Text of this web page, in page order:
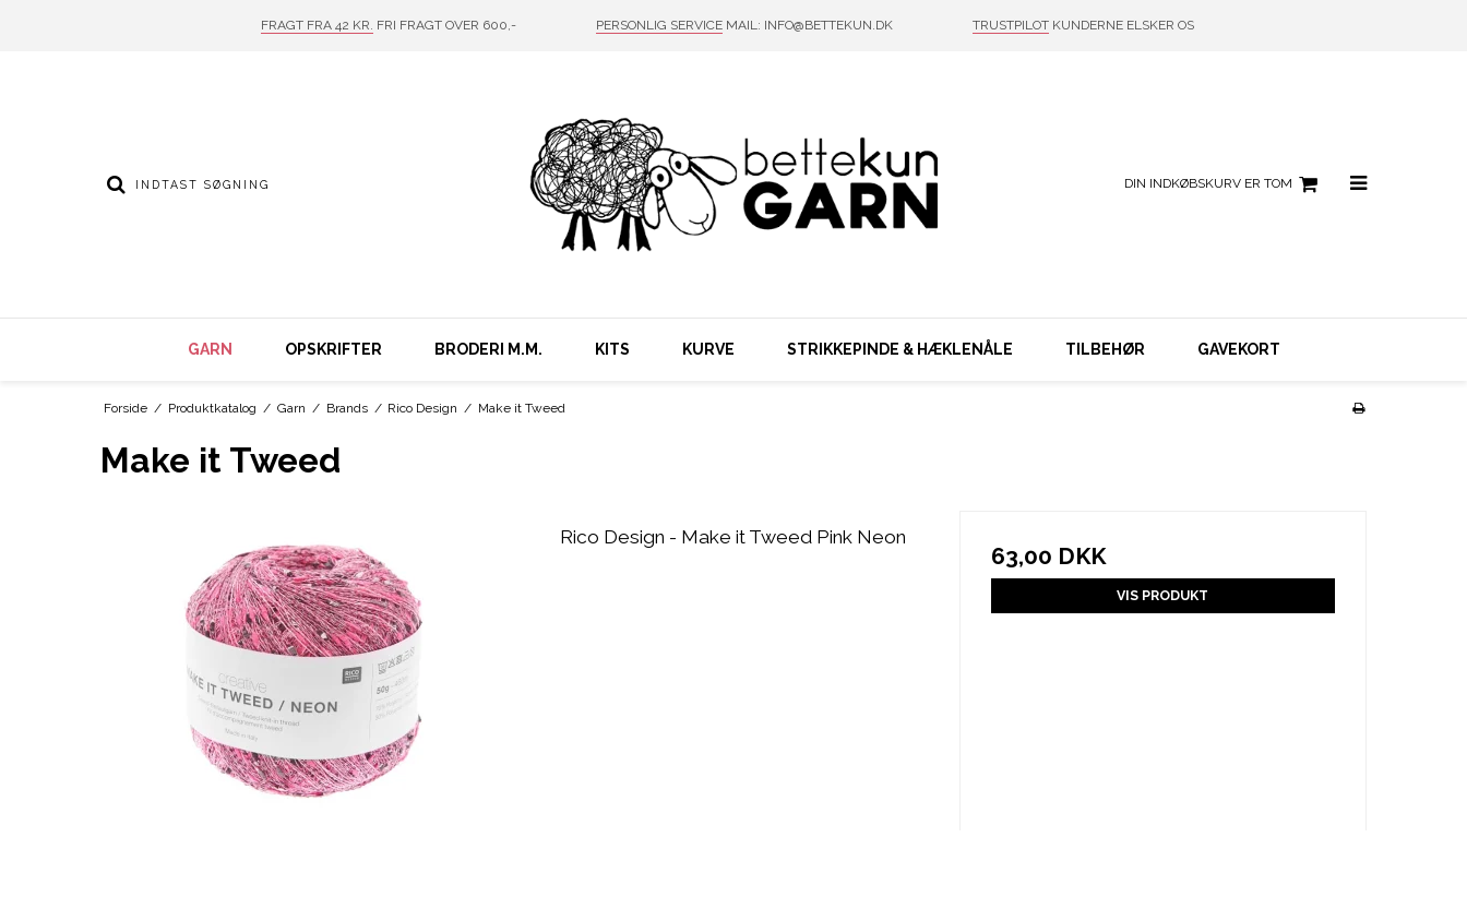
FRAGT FRA 42 KR. FRI FRAGT OVER 600,- PERSONLIG SERVICEMAIL: INFO@BETTEKUN.DK TRUSTPILOTKUNDERNE ELSKER OS
DIN INDKØBSKURV ER TOM
GARN OPSKRIFTER BRODERI M.M. KITS KURVE STRIKKEPINDE & HÆKLENÅLE TILBEHØR GAVEKORT
Forside / Produktkatalog / Garn / Brands / Rico Design / Make it Tweed
Make it Tweed
Rico Design - Make it Tweed Pink Neon
63,00 DKK
VIS PRODUKT